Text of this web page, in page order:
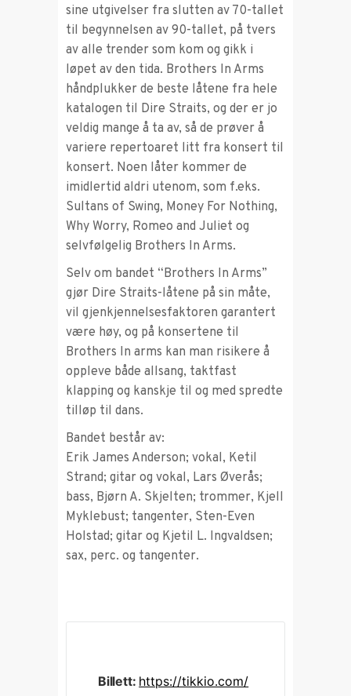
sine utgivelser fra slutten av 70-tallet
til begynnelsen av 90-tallet, på tvers
av alle trender som kom og gikk i
løpet av den tida. Brothers In Arms
håndplukker de beste låtene fra hele
katalogen til Dire Straits, og der er jo
veldig mange å ta av, så de prøver å
variere repertoaret litt fra konsert til
konsert. Noen låter kommer de
imidlertid aldri utenom, som f.eks.
Sultans of Swing, Money For Nothing,
Why Worry, Romeo and Juliet og
selvfølgelig Brothers In Arms.
Selv om bandet “Brothers In Arms”
gjør Dire Straits-låtene på sin måte,
vil gjenkjennelsesfaktoren garantert
være høy, og på konsertene til
Brothers In arms kan man risikere å
oppleve både allsang, taktfast
klapping og kanskje til og med spredte
tilløp til dans.
Bandet består av:
Erik James Anderson; vokal, Ketil
Strand; gitar og vokal, Lars Øverås;
bass, Bjørn A. Skjelten; trommer, Kjell
Myklebust; tangenter, Sten-Even
Holstad; gitar og Kjetil L. Ingvaldsen;
sax, perc. og tangenter.
Billett: https://tikkio.com/